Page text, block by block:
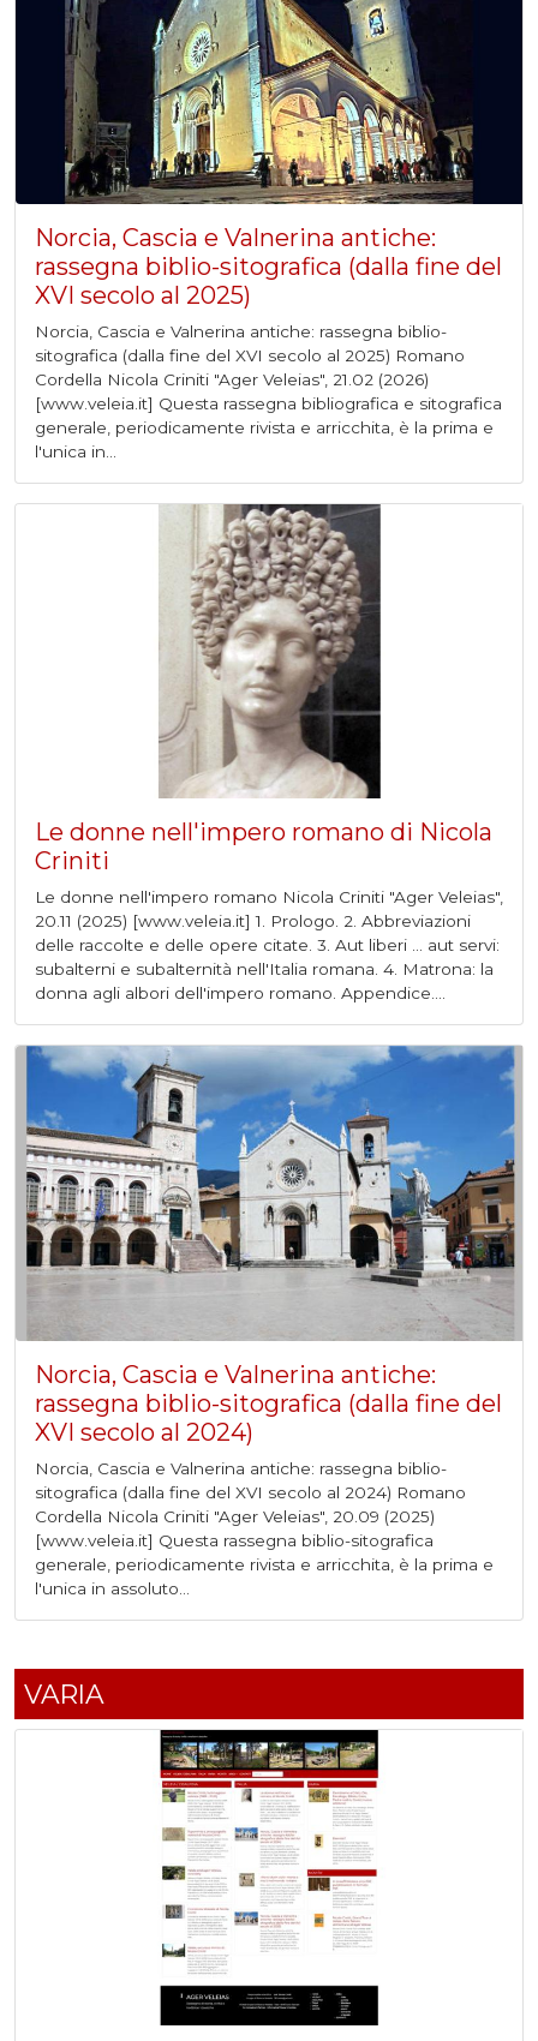
Norcia, Cascia e Valnerina antiche:
rassegna biblio-sitografica (dalla fine del
XVI secolo al 2025)
Norcia, Cascia e Valnerina antiche: rassegna biblio-
sitografica (dalla fine del XVI secolo al 2025) Romano
Cordella Nicola Criniti "Ager Veleias", 21.02 (2026)
[www.veleia.it] Questa rassegna bibliografica e sitografica
generale, periodicamente rivista e arricchita, è la prima e
l'unica in...
Le donne nell'impero romano di Nicola
Criniti
Le donne nell'impero romano Nicola Criniti "Ager Veleias",
20.11 (2025) [www.veleia.it] 1. Prologo. 2. Abbreviazioni
delle raccolte e delle opere citate. 3. Aut liberi ... aut servi:
subalterni e subalternità nell'Italia romana. 4. Matrona: la
donna agli albori dell'impero romano. Appendice....
Norcia, Cascia e Valnerina antiche:
rassegna biblio-sitografica (dalla fine del
XVI secolo al 2024)
Norcia, Cascia e Valnerina antiche: rassegna biblio-
sitografica (dalla fine del XVI secolo al 2024) Romano
Cordella Nicola Criniti "Ager Veleias", 20.09 (2025)
[www.veleia.it] Questa rassegna biblio-sitografica
generale, periodicamente rivista e arricchita, è la prima e
l'unica in assoluto...
VARIA